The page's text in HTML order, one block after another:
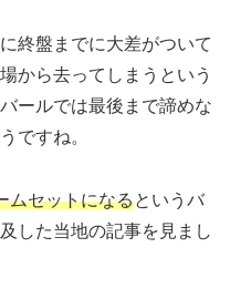
終盤までに大差がついて
から去ってしまうという
ールでは最後まで諦めな
ですね。
ムセットになるというバ
した当地の記事を見まし